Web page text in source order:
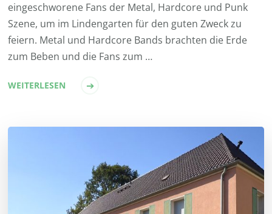
eingeschworene Fans der Metal, Hardcore und Punk
Szene, um im Lindengarten für den guten Zweck zu
feiern. Metal und Hardcore Bands brachten die Erde
zum Beben und die Fans zum …
WEITERLESEN